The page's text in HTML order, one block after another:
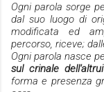
Ogni parola sorge
dal suo luogo di
modificata ed
percorso, riceve;
Ogni parola nasce
sul crinale
forma e presenza